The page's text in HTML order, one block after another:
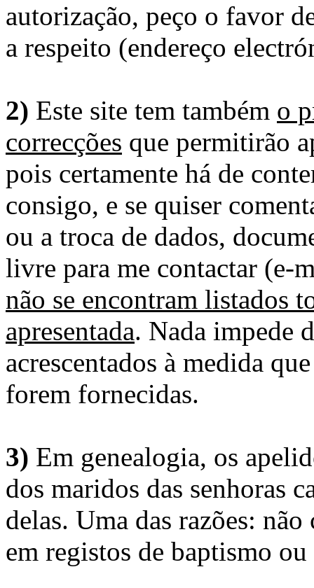
autorização, peço o favor
a respeito (endereço
2) Este site tem também o
correcções que permitirão
pois certamente há de
consigo, e se quiser
ou a troca de dados,
livre para me contactar (e-
não se encontram listados
apresentada. Nada impede
acrescentados à medida
forem fornecidas.
3) Em genealogia, os
dos maridos das senhoras
delas. Uma das razões:
em registos de baptismo